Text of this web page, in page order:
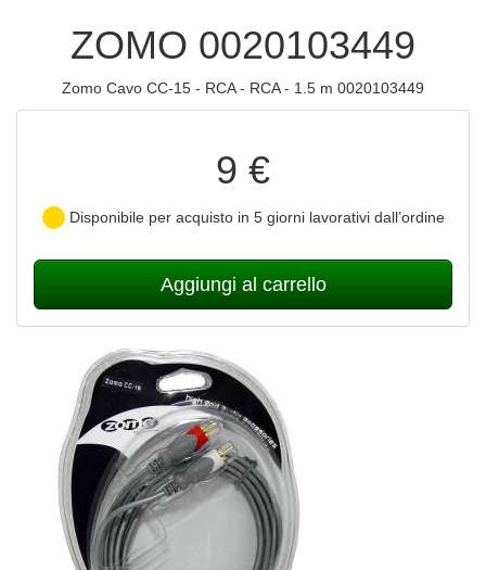
ZOMO 0020103449
Zomo Cavo CC-15 - RCA - RCA - 1.5 m 0020103449
9 €
Disponibile per acquisto in 5 giorni lavorativi dall’ordine
Aggiungi al carrello